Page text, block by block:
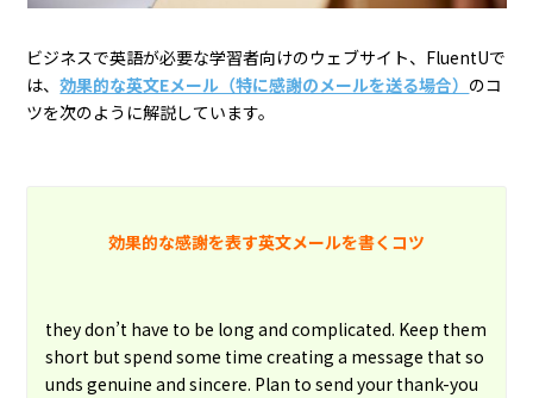
ビジネスで英語が必要な学習者向けのウェブサイト、FluentUで
は、効果的な英文Eメール（特に感謝のメールを送る場合） のコ
ツを次のように解説しています。
効果的な感謝を表す英文メールを書くコツ
they don’t have to be long and complicated. Keep them
short but spend some time creating a message that so
unds genuine and sincere. Plan to send your thank-you